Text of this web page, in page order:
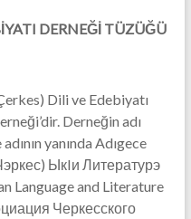
DERNEĞİ TÜZÜĞÜ
Dili ve Edebiyatı
Derneğin adı
yanında Adıgece
ЫкIи Литературэ
Language and Literature
Черкесского